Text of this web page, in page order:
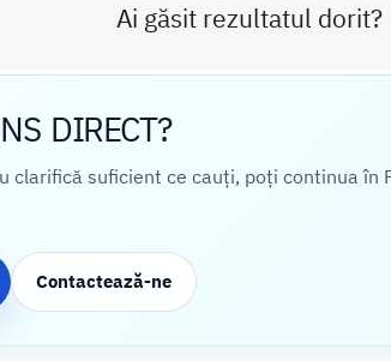
Ai găsit rezultatul dorit?
DIRECT?
clarifică suficient ce cauți, poți continua în
Contactează-ne